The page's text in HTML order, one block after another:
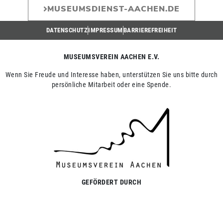
MUSEUMSDIENST-AACHEN.DE
DATENSCHUTZIMPRESSUM BARRIEREFREIHEIT
MUSEUMSVEREIN AACHEN E.V.
Wenn Sie Freude und Interesse haben, unterstützen Sie uns bitte durch
persönliche Mitarbeit oder eine Spende.
GEFÖRDERT DURCH